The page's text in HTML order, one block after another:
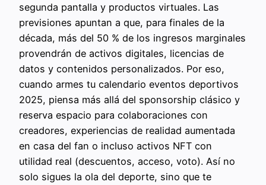
segunda pantalla y productos virtuales. Las
previsiones apuntan a que, para finales de la
década, más del 50 % de los ingresos marginales
provendrán de activos digitales, licencias de
datos y contenidos personalizados. Por eso,
cuando armes tu calendario eventos deportivos
2025, piensa más allá del sponsorship clásico y
reserva espacio para colaboraciones con
creadores, experiencias de realidad aumentada
en casa del fan o incluso activos NFT con
utilidad real (descuentos, acceso, voto). Así no
solo sigues la ola del deporte, sino que te